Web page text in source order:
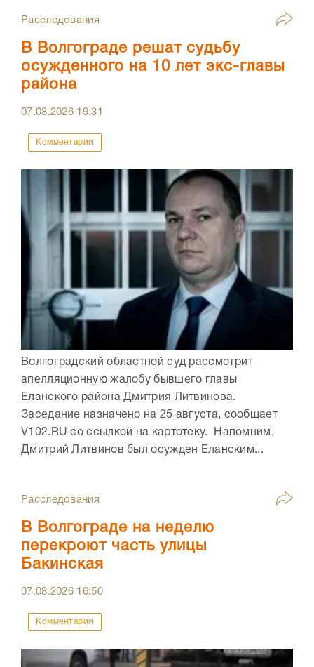
Расследования
В Волгограде решат судьбу
осужденного на 10 лет экс-главы
района
07.08.2026 19:31
Комментарии
Волгоградский областной суд рассмотрит
апелляционную жалобу бывшего главы
Еланского района Дмитрия Литвинова.
Заседание назначено на 25 августа, сообщает
V102.RU со ссылкой на картотеку. Напомним,
Дмитрий Литвинов был осужден Еланским...
Расследования
В Волгограде на неделю
перекроют часть улицы
Бакинская
07.08.2026 16:50
Комментарии